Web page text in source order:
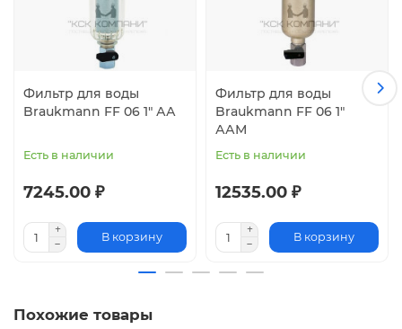
Фильтр для воды
Braukmann FF 06 1" АА
Есть в наличии
7245.00 ₽
В корзину
Фильтр для воды
Braukmann FF 06 1"
ААМ
Есть в наличии
12535.00 ₽
В корзину
Похожие товары